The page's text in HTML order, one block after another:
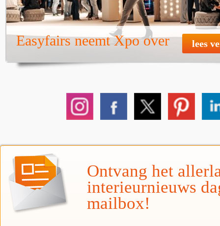
Easyfairs neemt Xpo over lees
Ontvang het
interieurnieuws
mailbox!